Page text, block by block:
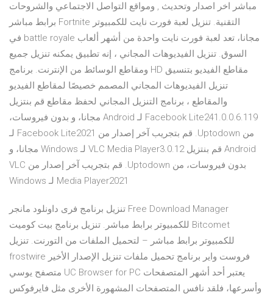
مباشر اخر اصدار وتحديث , ومواقع التواصل الاجتماعي والشروحات
التقنية. تنزيل لعبة فورت نايت للكمبيوتر Fortnite برابط مباشر
مجانا، تعد لعبة فورت نايت واحدة من أشهر ألعاب battle royale في
السوق. تنزيل الفيديوهات المجاني ، إنه تطبيق يمكنه تنزيل جميع
مقاطع الفيديو بتنسيق HD ومقاطع الوسائط من الإنترنت. برنامج
تنزيل الفيديوهات المجاني المصمم خصيصًا لمقاطع الفيديو
والمقاطع ، برنامج التنزيل المجاني لحفظ مقاطع ‫قم بنتزيل
Facebook Lite241.0.0.6.119 لـ Android مجانا، و بدون فيروسات،
من Uptodown. قم بتجريب آخر إصدار من Facebook Lite2021 لـ
Android ‫قم بنتزيل VLC Media Player3.0.12 لـ Windows مجانا، و
بدون فيروسات، من Uptodown. قم بتجريب آخر إصدار من VLC
Media Player2021 لـ Windows
تنزيل برنامج فرى داونلود مانجر Free Download Manager
للكمبيوتر برابط مباشر. تنزيل برنامج بيت كوميت Bitcomet
للكمبيوتر برابط مباشر – لتحميل الملفات من التورنت. تنزيل
frostwire فروست واير برنامج تحميل ملفات تنزيل الإصدار الأخير
متصفح يوسي UC Browser for PC يعتبر أحد أشهر المتصفحات
وأسرعها، فلقد نافس المتصفحات المشهورة الأخرى مثل فايرفوكس